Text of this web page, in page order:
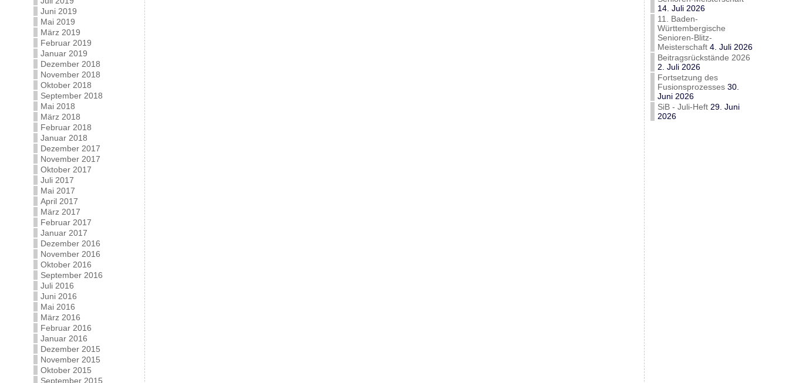
Juni 2019
Mai 2019
März 2019
Februar 2019
Januar 2019
Dezember 2018
November 2018
Oktober 2018
September 2018
Mai 2018
März 2018
Februar 2018
Januar 2018
Dezember 2017
November 2017
Oktober 2017
Juli 2017
Mai 2017
April 2017
März 2017
Februar 2017
Januar 2017
Dezember 2016
November 2016
Oktober 2016
September 2016
Juli 2016
Juni 2016
Mai 2016
März 2016
Februar 2016
Januar 2016
Dezember 2015
November 2015
Oktober 2015
September 2015
14. Juli 2026
11. Baden-
Württembergische
Senioren-Blitz-
Meisterschaft 4. Juli 2026
Beitragsrückstände 2026
2. Juli 2026
Fortsetzung des
Fusionsprozesses 30.
Juni 2026
SiB - Juli-Heft 29. Juni
2026